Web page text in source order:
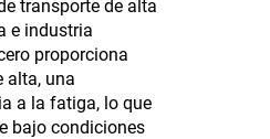
transporte de alta
e industria
proporciona
alta, una
a la fatiga, lo que
bajo condiciones